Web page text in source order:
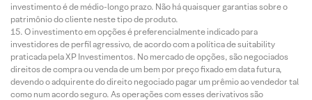
investimento é de médio-longo prazo. Não há quaisquer garantias sobre o
patrimônio do cliente neste tipo de produto.
O investimento em opções é preferencialmente indicado para
investidores de perfil agressivo, de acordo com a política de suitability
praticada pela XP Investimentos. No mercado de opções, são negociados
direitos de compra ou venda de um bem por preço fixado em data futura,
devendo o adquirente do direito negociado pagar um prêmio ao vendedor tal
como num acordo seguro. As operações com esses derivativos são